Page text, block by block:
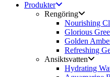
Produkter
Rengöring
Nourishing
Glorious
Golden
Refreshing
Ansiktsvatten
Hydrating